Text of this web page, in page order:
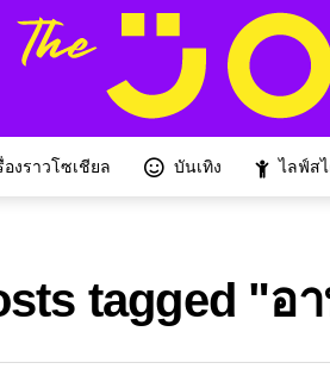
องราวโซเชียล บันเทิง ไลฟ์ส
tagged "อ